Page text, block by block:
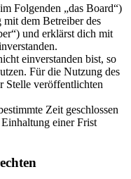
Folgenden „das Board“)
dem Betreiber des
und erklärst dich mit
einverstanden bist, so
Für die Nutzung des
Stelle veröffentlichten
Zeit geschlossen
einer Frist